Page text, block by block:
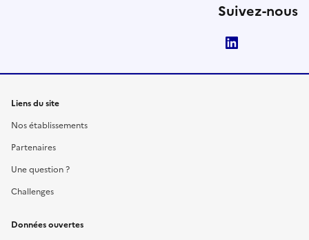
Suivez-nous
Liens du site
Nos établissements
Partenaires
Une question ?
Challenges
Données ouvertes